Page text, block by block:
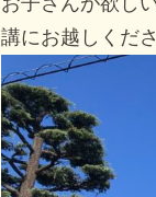
講にお越しくだ